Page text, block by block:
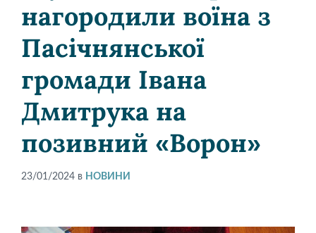
нагородили воїна з
Пасічнянської
громади Івана
Дмитрука на
позивний «Ворон»
23/01/2024 в НОВИНИ